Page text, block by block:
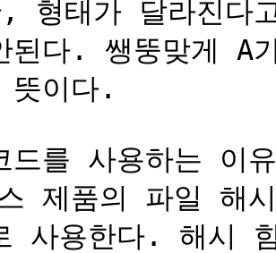
형태가 달라진다
된다. 쌩뚱맞게 A
뜻이다.
드를 사용하는 이
제품의 파일 해
사용한다. 해시